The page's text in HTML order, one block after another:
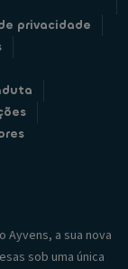
privacidade
Ayvens, a sua nova
sob uma única